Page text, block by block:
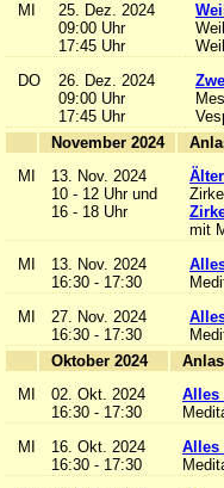
MI
25. Dez. 2024
09:00 Uhr
17:45 Uhr
DO
26. Dez. 2024
09:00 Uhr
17:45 Uhr
November 2024
MI
13. Nov. 2024
10 - 12 Uhr und
16 - 18 Uhr
mit
MI
13. Nov. 2024
16:30 - 17:30
MI
27. Nov. 2024
16:30 - 17:30
Oktober 2024
MI
02. Okt. 2024
16:30 - 17:30
Alles
MI
16. Okt. 2024
16:30 - 17:30
Alles